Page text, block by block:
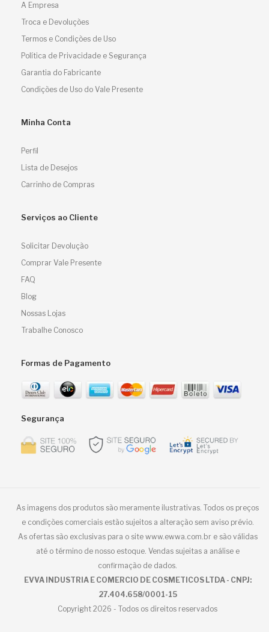
A Empresa
Troca e Devoluções
Termos e Condições de Uso
Política de Privacidade e Segurança
Garantia do Fabricante
Condições de Uso do Vale Presente
Minha Conta
Perfil
Lista de Desejos
Carrinho de Compras
Serviços ao Cliente
Solicitar Devolução
Comprar Vale Presente
FAQ
Blog
Nossas Lojas
Trabalhe Conosco
Formas de Pagamento
Segurança
As imagens dos produtos são meramente ilustrativas. Todos os preços
e condições comerciais estão sujeitos a alteração sem aviso prévio.
As ofertas são exclusivas para o site www.ewwa.com.br e são válidas
até o término de nosso estoque. Vendas sujeitas a análise e
confirmação de dados.
EVVA INDUSTRIA E COMERCIO DE COSMETICOS LTDA - CNPJ:
27.404.658/0001-15
Copyright 2026 - Todos os direitos reservados